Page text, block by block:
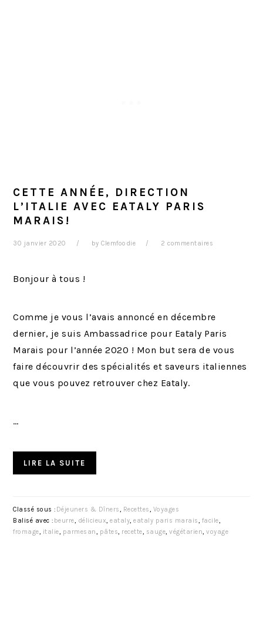
CETTE ANNÉE, DIRECTION
L’ITALIE AVEC EATALY PARIS
MARAIS!
30 janvier 2020 byClemfoodie 2 commentaires
Bonjour à tous !
Comme je vous l’avais annoncé en décembre
dernier, je suis Ambassadrice pour Eataly Paris
Marais pour l’année 2020 ! Mon but sera de vous
faire découvrir des spécialités et saveurs italiennes
que vous pouvez retrouver chez Eataly.
…
LIRE LA SUITE
Classé sous : Déjeuners & Dîners, Recettes, Voyages
Balisé avec : beurre, délicieux,eataly,eataly paris marais, facile,
fromage, italie, parmesan, pâtes, recette, sauge,végétarien,voyage